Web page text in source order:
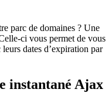
parc de domaines ? Une
ci vous permet de vous
dates d’expiration par
instantané Ajax